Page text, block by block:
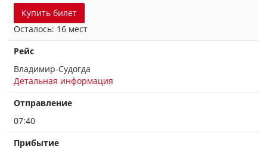
Купить билет
Осталось: 16 мест
Рейс
Владимир-Судогда
Детальная информация
Отправление
07:40
Прибытие